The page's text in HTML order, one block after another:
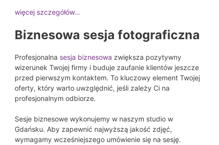
więcej szczegółów…
Biznesowa sesja fotograficzna
Profesjonalna sesja biznesowa zwiększa pozytywny
wizerunek Twojej firmy i buduje zaufanie klientów jeszcze
przed pierwszym kontaktem. To kluczowy element Twojej
oferty, który warto uwzględnić, jeśli zależy Ci na
profesjonalnym odbiorze.
Sesje biznesowe wykonujemy w naszym studio w
Gdańsku. Aby zapewnić najwyższą jakość zdjęć,
wymagamy wcześniejszego umówienie się na sesję.